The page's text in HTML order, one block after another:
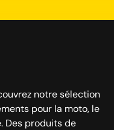
notre sélection
pour la moto, le
Des produits de